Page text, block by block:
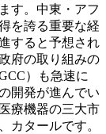
す。中東・アフ
を誇る重要な経
すると予想され
府の取り組みの
）も急速に
開発が進んでい
療機器の三大市
カタールです。